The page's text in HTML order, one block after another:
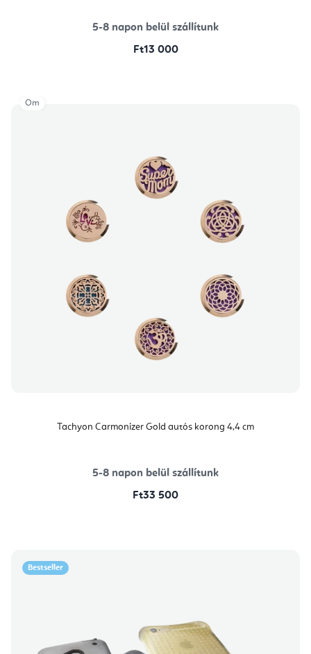
5-8 napon belül szállítunk
Ft13 000
Tachyon Carmonizer Gold autós korong 4,4 cm
5-8 napon belül szállítunk
Ft33 500
Om
Bestseller